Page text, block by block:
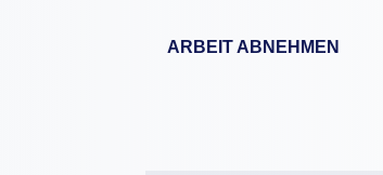
ARBEIT ABNEHMEN